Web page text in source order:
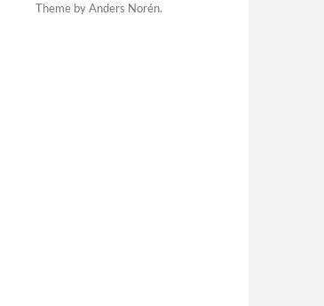
Theme byAnders Norén.